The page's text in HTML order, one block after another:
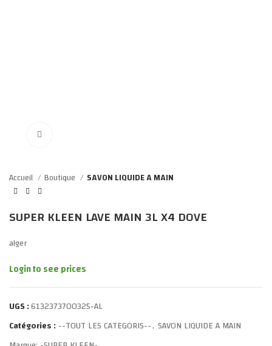
Accueil Boutique SAVON LIQUIDE A MAIN
SUPER KLEEN LAVE MAIN 3L X4 DOVE
alger
Login to see prices
UGS :6132373700325-AL
Catégories :--TOUT LES CATEGORIS--, SAVON LIQUIDE A MAIN